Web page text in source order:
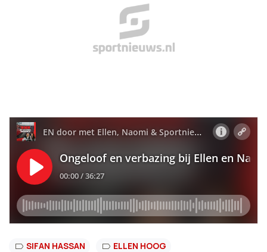
SIFAN HASSAN
ELLEN HOOG